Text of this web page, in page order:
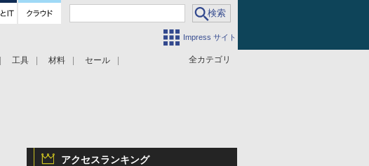
Impress サイト
全カテゴリ
工具 材料 セール
アクセスランキング